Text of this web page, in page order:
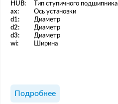
HUB: Тип ступичного подшипника
ax:
Ось установки
d1:
Диаметр
d2:
Диаметр
d3:
Диаметр
wi:
Ширина
Подробнее